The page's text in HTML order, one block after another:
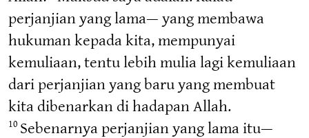
perjanjian yang lama— yang membawa
hukuman kepada kita, mempunyai
kemuliaan, tentu lebih mulia lagi kemuliaan
dari perjanjian yang baru yang membuat
kita dibenarkan di hadapan Allah.
10 Sebenarnya perjanjian yang lama itu—